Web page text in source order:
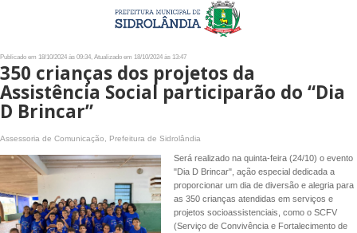
Publicado em 18/10/2024 às 09:34, Atualizado em 18/10/2024 às 13:47
350 crianças dos projetos da
Assistência Social participarão do “Dia
D Brincar”
Assessoria de Comunicação, Prefeitura de Sidrolândia
Será realizado na quinta-feira (24/10) o evento
"Dia D Brincar", ação especial dedicada a
proporcionar um dia de diversão e alegria para
as 350 crianças atendidas em serviços e
projetos socioassistenciais, como o SCFV
(Serviço de Convivência e Fortalecimento de